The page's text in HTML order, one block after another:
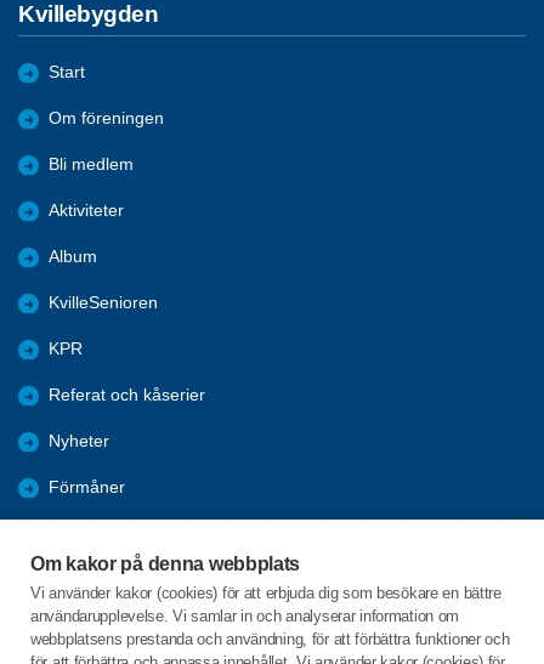
Om kakor på denna webbplats
Vi använder kakor (cookies) för att erbjuda dig som besökare en bättre
användarupplevelse. Vi samlar in och analyserar information om
webbplatsens prestanda och användning, för att förbättra funktioner och
Kvillebygden
Start
Om föreningen
Bli medlem
Aktiviteter
Album
KvilleSenioren
KPR
Referat och kåserier
Nyheter
Förmåner
Tanums kommun
Valet 2026